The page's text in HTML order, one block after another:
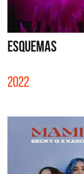
ESQUEMAS
2022